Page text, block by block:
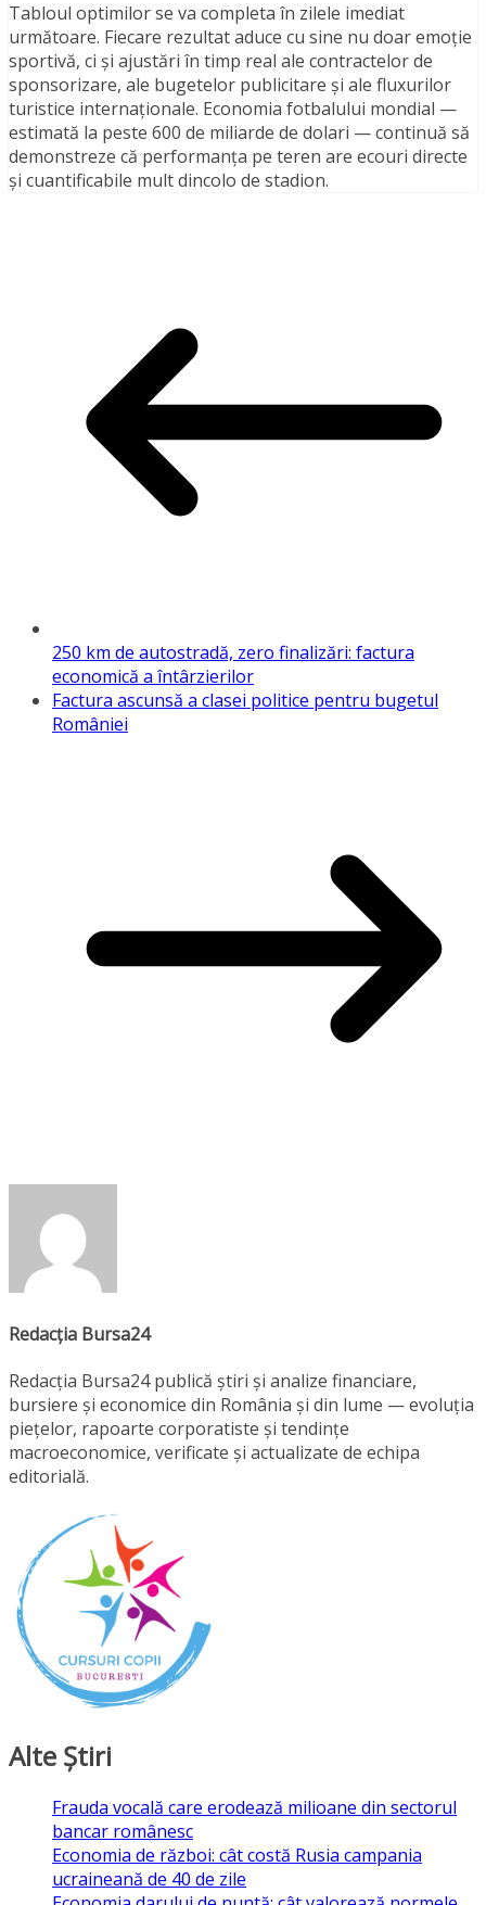
Tabloul optimilor se va completa în zilele imediat
următoare. Fiecare rezultat aduce cu sine nu doar emoție
sportivă, ci și ajustări în timp real ale contractelor de
sponsorizare, ale bugetelor publicitare și ale fluxurilor
turistice internaționale. Economia fotbalului mondial —
estimată la peste 600 de miliarde de dolari — continuă să
demonstreze că performanța pe teren are ecouri directe
și cuantificabile mult dincolo de stadion.
250 km de autostradă, zero finalizări: factura
economică a întârzierilor
Factura ascunsă a clasei politice pentru bugetul
României
Redacția Bursa24
Redacția Bursa24 publică știri și analize financiare,
bursiere și economice din România și din lume — evoluția
piețelor, rapoarte corporatiste și tendințe
macroeconomice, verificate și actualizate de echipa
editorială.
Alte Ştiri
Frauda vocală care erodează milioane din sectorul
bancar românesc
Economia de război: cât costă Rusia campania
ucraineană de 40 de zile